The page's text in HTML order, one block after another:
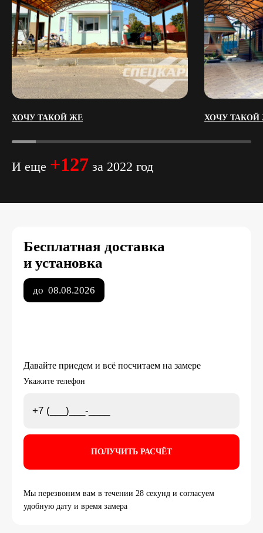
ХОЧУ ТАКОЙ ЖЕ ХОЧУ ТАКОЙ
И еще +127 за 2022 год
Бесплатная доставка
и установка
до 08.08.2026
Давайте приедем и всё посчитаем на замере
Укажите телефон
Мы перезвоним вам в течении 28 секунд и согласуем
удобную дату и время замера